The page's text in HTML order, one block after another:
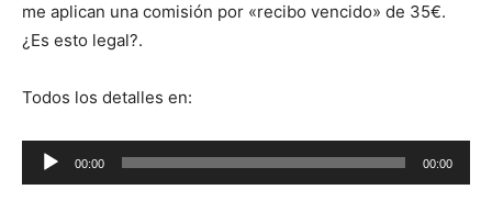
me aplican una comisión por «recibo vencido» de 35€.
¿Es esto legal?.
Todos los detalles en:
e
00:00 00:00